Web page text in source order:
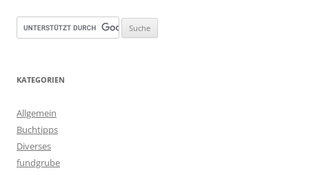
KATEGORIEN
Allgemein
Buchtipps
Diverses
fundgrube